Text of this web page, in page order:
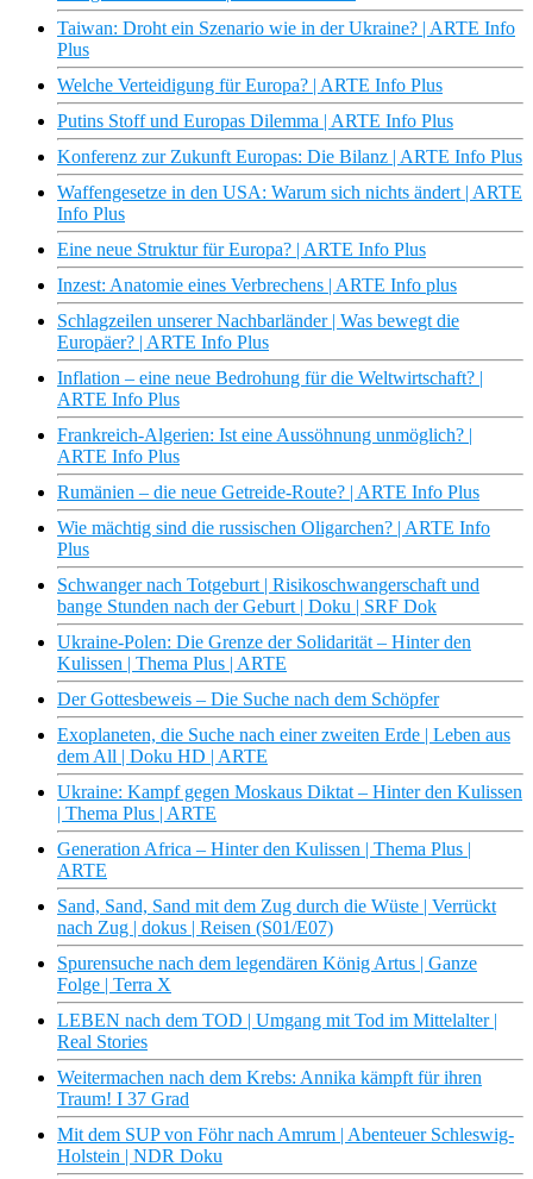
Taiwan: Droht ein Szenario wie in der Ukraine? | ARTE Info
Plus
Welche Verteidigung für Europa? | ARTE Info Plus
Putins Stoff und Europas Dilemma | ARTE Info Plus
Konferenz zur Zukunft Europas: Die Bilanz | ARTE Info Plus
Waffengesetze in den USA: Warum sich nichts ändert | ARTE
Info Plus
Eine neue Struktur für Europa? | ARTE Info Plus
Inzest: Anatomie eines Verbrechens | ARTE Info plus
Schlagzeilen unserer Nachbarländer | Was bewegt die
Europäer? | ARTE Info Plus
Inflation – eine neue Bedrohung für die Weltwirtschaft? |
ARTE Info Plus
Frankreich-Algerien: Ist eine Aussöhnung unmöglich? |
ARTE Info Plus
Rumänien – die neue Getreide-Route? | ARTE Info Plus
Wie mächtig sind die russischen Oligarchen? | ARTE Info
Plus
Schwanger nach Totgeburt | Risikoschwangerschaft und
bange Stunden nach der Geburt | Doku | SRF Dok
Ukraine-Polen: Die Grenze der Solidarität – Hinter den
Kulissen | Thema Plus | ARTE
Der Gottesbeweis – Die Suche nach dem Schöpfer
Exoplaneten, die Suche nach einer zweiten Erde | Leben aus
dem All | Doku HD | ARTE
Ukraine: Kampf gegen Moskaus Diktat – Hinter den Kulissen
| Thema Plus | ARTE
Generation Africa – Hinter den Kulissen | Thema Plus |
ARTE
Sand, Sand, Sand mit dem Zug durch die Wüste | Verrückt
nach Zug | dokus | Reisen (S01/E07)
Spurensuche nach dem legendären König Artus | Ganze
Folge | Terra X
LEBEN nach dem TOD | Umgang mit Tod im Mittelalter |
Real Stories
Weitermachen nach dem Krebs: Annika kämpft für ihren
Traum! I 37 Grad
Mit dem SUP von Föhr nach Amrum | Abenteuer Schleswig-
Holstein | NDR Doku